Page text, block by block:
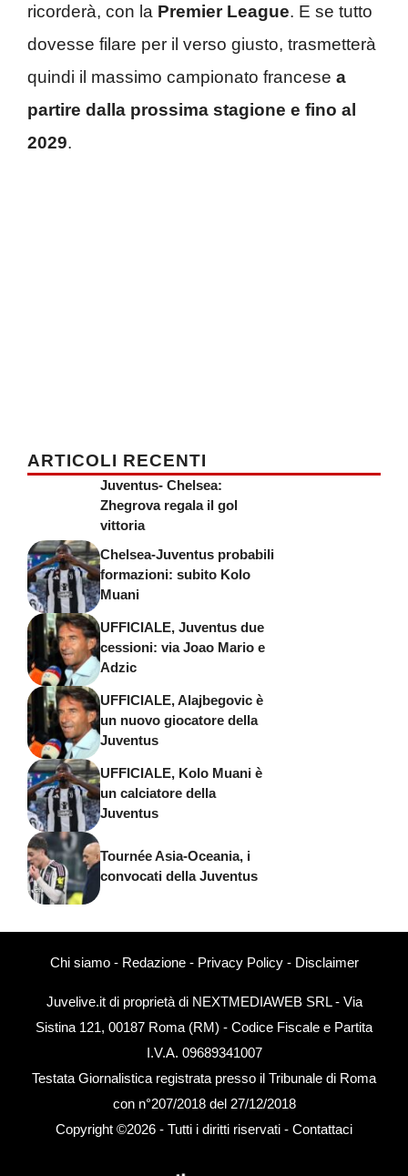
ricorderà, con la Premier League. E se tutto
dovesse filare per il verso giusto, trasmetterà
quindi il massimo campionato francese a
partire dalla prossima stagione e fino al
2029.
ARTICOLI RECENTI
Juventus- Chelsea:
Zhegrova regala il gol
vittoria
Chelsea-Juventus probabili
formazioni: subito Kolo
Muani
UFFICIALE, Juventus due
cessioni: via Joao Mario e
Adzic
UFFICIALE, Alajbegovic è
un nuovo giocatore della
Juventus
UFFICIALE, Kolo Muani è
un calciatore della
Juventus
Tournée Asia-Oceania, i
convocati della Juventus
Chi siamo- Redazione- Privacy Policy- Disclaimer
Juvelive.it di proprietà di NEXTMEDIAWEB SRL - Via
Sistina 121, 00187 Roma (RM) - Codice Fiscale e Partita
I.V.A. 09689341007
Testata Giornalistica registrata presso il Tribunale di Roma
con n°207/2018 del 27/12/2018
Copyright ©2026 - Tutti i diritti riservati - Contattaci